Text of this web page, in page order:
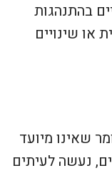
בהתנהגות
או שינויים
שאינו מיועד
נעשה לעיתים